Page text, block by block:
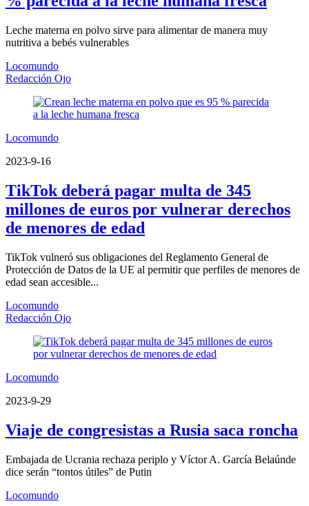
Leche materna en polvo sirve para alimentar de manera muy
nutritiva a bebés vulnerables
Locomundo
Redacción Ojo
Locomundo
2023-9-16
TikTok deberá pagar multa de 345
millones de euros por vulnerar derechos
de menores de edad
TikTok vulneró sus obligaciones del Reglamento General de
Protección de Datos de la UE al permitir que perfiles de menores de
edad sean accesible...
Locomundo
Redacción Ojo
Locomundo
2023-9-29
Viaje de congresistas a Rusia saca roncha
Embajada de Ucrania rechaza periplo y Víctor A. García Belaúnde
dice serán “tontos útiles” de Putin
Locomundo